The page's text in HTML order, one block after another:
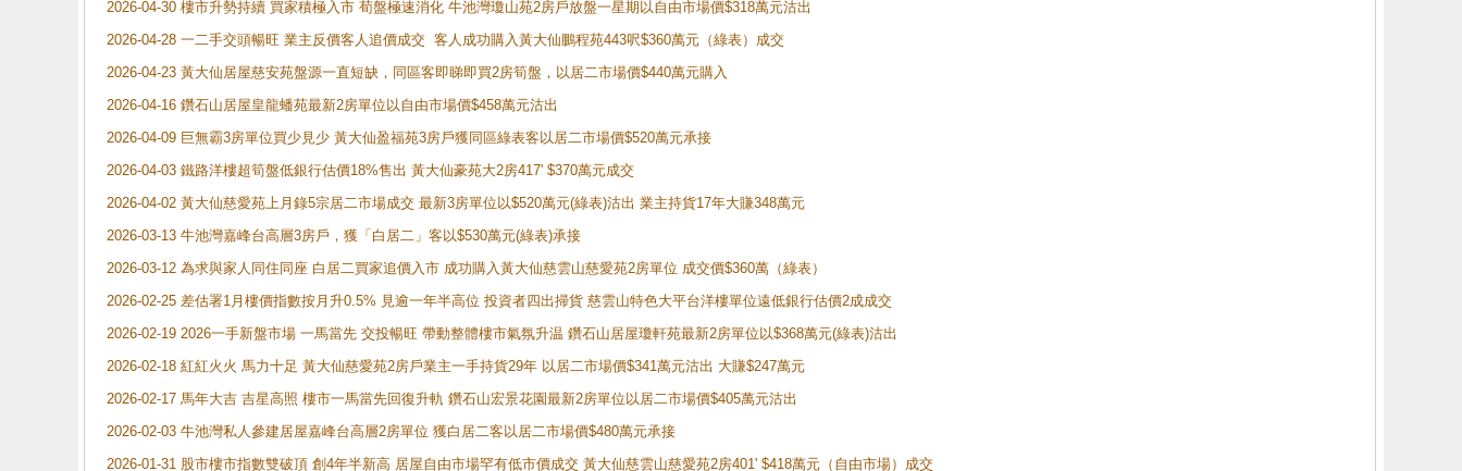
2026-04-30 樓市升勢持續 買家積極入市 荀盤極速消化 牛池灣瓊山苑2房戶放盤一星期以自由市場價$318萬元沽出
2026-04-28 一二手交頭暢旺 業主反價客人追價成交 客人成功購入黃大仙鵬程苑443呎$360萬元（綠表）成交
2026-04-23 黃大仙居屋慈安苑盤源一直短缺，同區客即睇即買2房筍盤，以居二市場價$440萬元購入
2026-04-16 鑽石山居屋皇龍蟠苑最新2房單位以自由市場價$458萬元沽出
2026-04-09 巨無霸3房單位買少見少 黃大仙盈福苑3房戶獲同區綠表客以居二市場價$520萬元承接
2026-04-03 鐵路洋樓超筍盤低銀行估價18%售出 黃大仙豪苑大2房417' $370萬元成交
2026-04-02 黃大仙慈愛苑上月錄5宗居二市場成交 最新3房單位以$520萬元(綠表)沽出 業主持貨17年大賺348萬元
2026-03-13 牛池灣嘉峰台高層3房戶，獲「白居二」客以$530萬元(綠表)承接
2026-03-12 為求與家人同住同座 白居二買家追價入市 成功購入黃大仙慈雲山慈愛苑2房單位 成交價$360萬（綠表）
2026-02-25 差估署1月樓價指數按月升0.5% 見逾一年半高位 投資者四出掃貨 慈雲山特色大平台洋樓單位遠低銀行估價2成成交
2026-02-19 2026一手新盤市場 一馬當先 交投暢旺 帶動整體樓市氣氛升温 鑽石山居屋瓊軒苑最新2房單位以$368萬元(綠表)沽出
2026-02-18 紅紅火火 馬力十足 黃大仙慈愛苑2房戶業主一手持貨29年 以居二市場價$341萬元沽出 大賺$247萬元
2026-02-17 馬年大吉 吉星高照 樓市一馬當先回復升軌 鑽石山宏景花園最新2房單位以居二市場價$405萬元沽出
2026-02-03 牛池灣私人參建居屋嘉峰台高層2房單位 獲白居二客以居二市場價$480萬元承接
2026-01-31 股市樓市指數雙破頂 創4年半新高 居屋自由市場罕有低市價成交 黃大仙慈雲山慈愛苑2房401' $418萬元（自由市場）成交